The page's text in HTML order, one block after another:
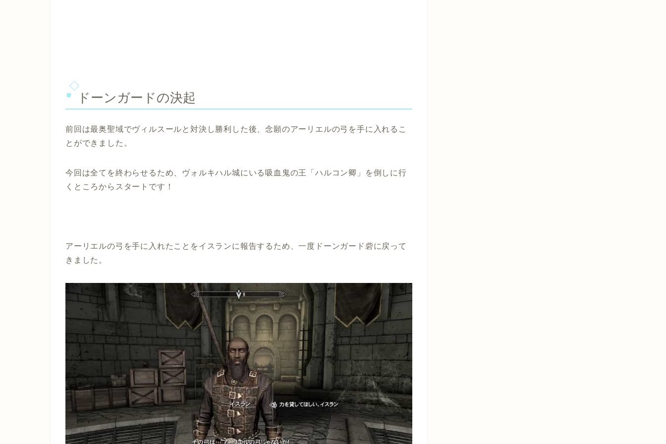
ドーンガードの決起
前回は最奥聖域でヴィルスールと対決し勝利した後、念願のアーリエルの弓を手に入れるこ
とができました。
今回は全てを終わらせるため、ヴォルキハル城にいる吸血鬼の王「ハルコン卿」を倒しに行
くところからスタートです！
アーリエルの弓を手に入れたことをイスランに報告するため、一度ドーンガード砦に戻って
きました。